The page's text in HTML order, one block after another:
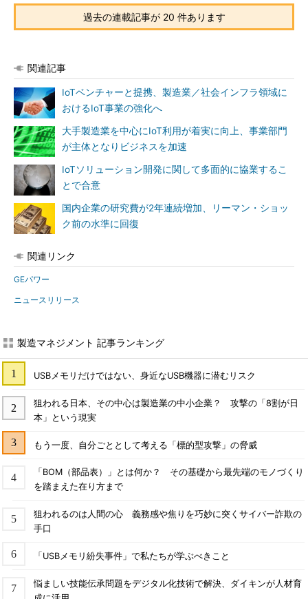
過去の連載記事が 20 件あります
関連記事
IoTベンチャーと提携、製造業／社会インフラ領域に
おけるIoT事業の強化へ
大手製造業を中心にIoT利用が着実に向上、事業部門
が主体となりビジネスを加速
IoTソリューション開発に関して多面的に協業するこ
とで合意
国内企業の研究費が2年連続増加、リーマン・ショッ
ク前の水準に回復
関連リンク
GEパワー
ニュースリリース
製造マネジメント 記事ランキング
USBメモリだけではない、身近なUSB機器に潜むリスク
狙われる日本、その中心は製造業の中小企業？ 攻撃の「8割が日
本」という現実
もう一度、自分ごととして考える「標的型攻撃」の脅威
「BOM（部品表）」とは何か？ その基礎から最先端のモノづくり
を踏まえた在り方まで
狙われるのは人間の心 義務感や焦りを巧妙に突くサイバー詐欺の
手口
「USBメモリ紛失事件」で私たちが学ぶべきこと
悩ましい技能伝承問題をデジタル化技術で解決、ダイキンが人材育